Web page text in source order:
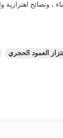
العمود الحجري